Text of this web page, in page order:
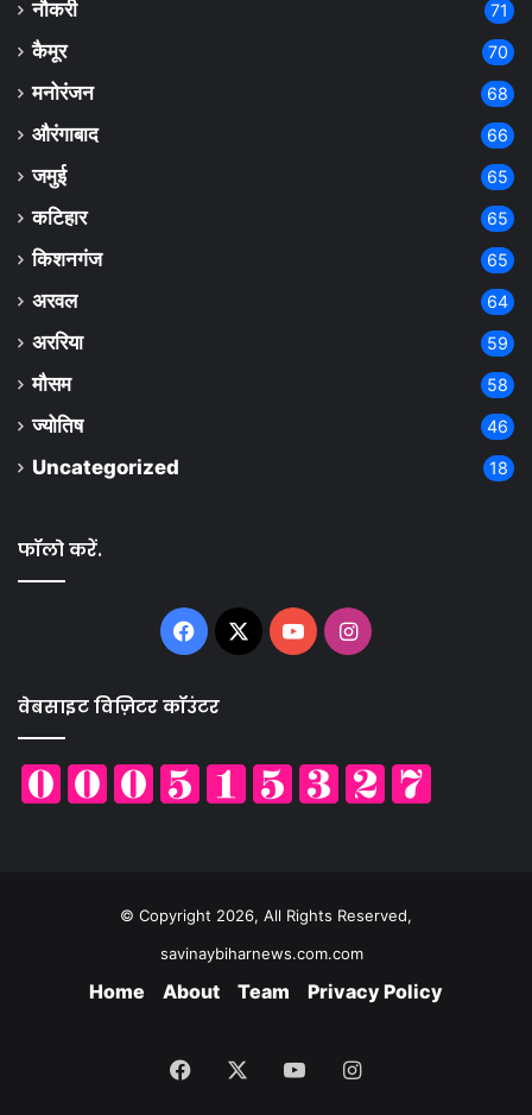
नौकरी 71
कैमूर 70
मनोरंजन 68
औरंगाबाद 66
जमुई 65
कटिहार 65
किशनगंज 65
अरवल 64
अररिया 59
मौसम 58
ज्योतिष 46
Uncategorized 18
फॉलो करें.
Facebook
X YouTubeInstagram
वेबसाइट विज़िटर कॉउंटर
© Copyright 2026, All Rights Reserved,
savinaybiharnews.com.com
Home About Team Privacy Policy
Facebook YouTubeInstagram